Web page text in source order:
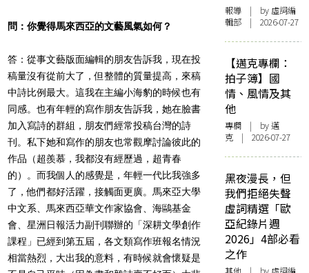
問：你覺得馬來西亞的文藝風氣如何？
答：從事文藝版面編輯的朋友告訴我，現在投
稿量沒有從前大了，但整體的質量提高，來稿
中詩比例最大。這我在主編小海豹的時候也有
同感。也有年輕的寫作朋友告訴我，她在臉書
加入寫詩的群組，朋友們經常投稿台灣的詩
刊。私下她和寫作的朋友也常觀摩討論彼此的
作品（超羨慕，我都沒有經歷過，超青春
的）。而我個人的感覺是，年輕一代比我強多
了，他們都好活躍，接觸面更廣。馬來亞大學
中文系、馬來西亞華文作家協會、海鷗基金
會、星洲日報活力副刊聯辦的「深耕文學創作
課程」已經到第五屆，各文類寫作班報名情況
相當熱烈，大出我的意料，有時候就會懷疑是
報導 | by 虛詞編
輯部 | 2026-07-27
【邁克專欄：
拍子簿】國
情、風情及其
他
專欄 | by邁
克 | 2026-07-27
黑夜漫長，但
我們拒絕失聲
虛詞精選「歐
亞紀錄片週
2026」4部必看
之作